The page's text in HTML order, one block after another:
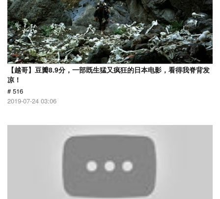
【越哥】豆瓣8.9分，一部既生猛又疯狂的日本电影，看得我脊背发
凉！
# 516
2019-07-24 03:06